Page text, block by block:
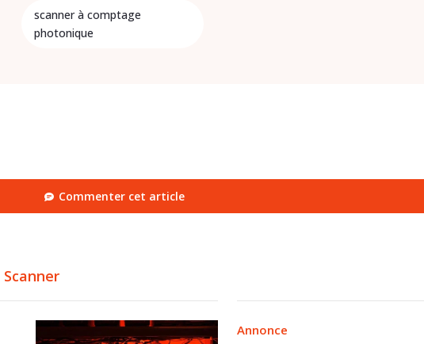
scanner à comptage
photonique
Commenter cet article
Scanner
Annonce